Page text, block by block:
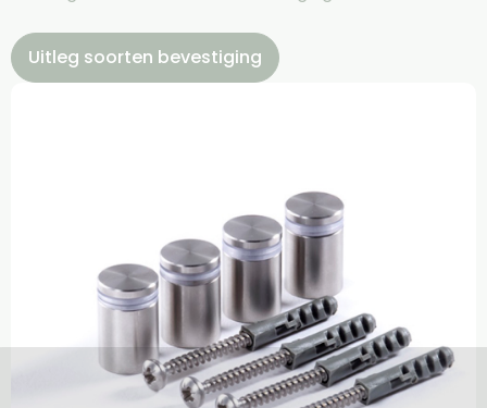
Uitleg soorten bevestiging